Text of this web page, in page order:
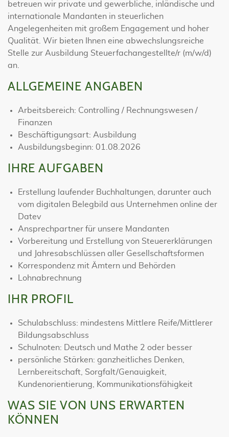
betreuen wir private und gewerbliche, inländische und
internationale Mandanten in steuerlichen
Angelegenheiten mit großem Engagement und hoher
Qualität. Wir bieten Ihnen eine abwechslungsreiche
Stelle zur Ausbildung Steuerfachangestellte/r (m/w/d)
an.
ALLGEMEINE ANGABEN
Arbeitsbereich: Controlling / Rechnungswesen /
Finanzen
Beschäftigungsart: Ausbildung
Ausbildungsbeginn: 01.08.2026
IHRE AUFGABEN
Erstellung laufender Buchhaltungen, darunter auch
vom digitalen Belegbild aus Unternehmen online der
Datev
Ansprechpartner für unsere Mandanten
Vorbereitung und Erstellung von Steuererklärungen
und Jahresabschlüssen aller Gesellschaftsformen
Korrespondenz mit Ämtern und Behörden
Lohnabrechnung
IHR PROFIL
Schulabschluss: mindestens Mittlere Reife/Mittlerer
Bildungsabschluss
Schulnoten: Deutsch und Mathe 2 oder besser
persönliche Stärken: ganzheitliches Denken,
Lernbereitschaft, Sorgfalt/Genauigkeit,
Kundenorientierung, Kommunikationsfähigkeit
WAS SIE VON UNS ERWARTEN
KÖNNEN